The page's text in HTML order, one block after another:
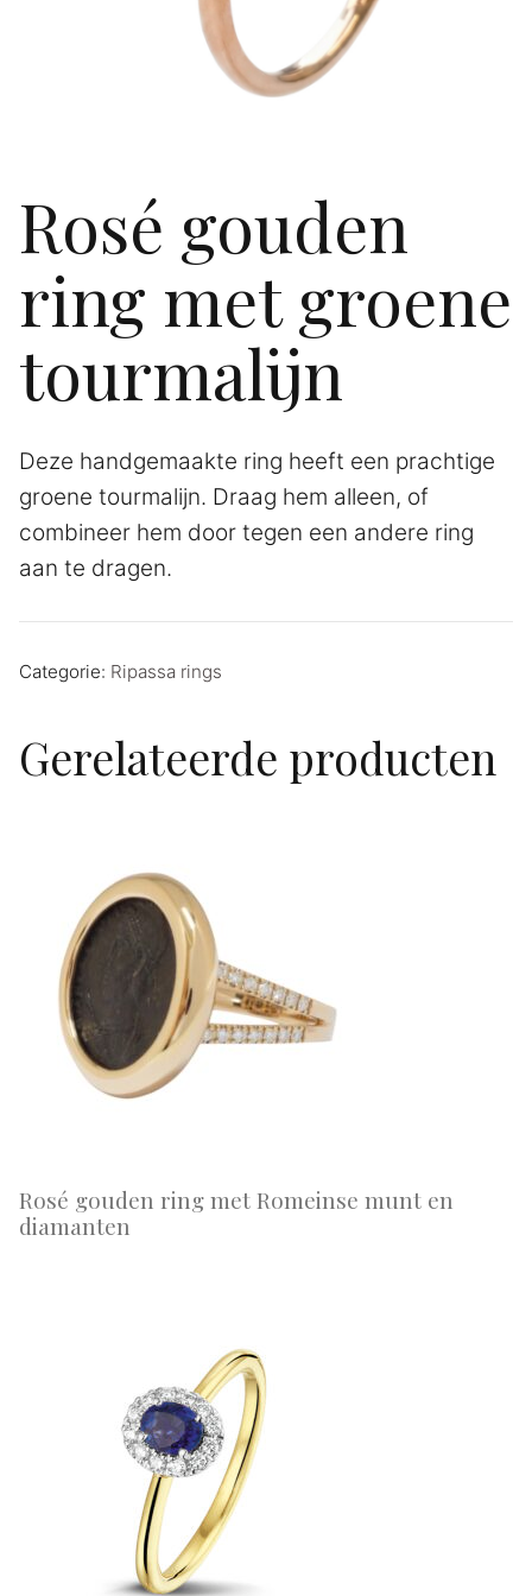
Rosé gouden
ring met groene
tourmalijn
Deze handgemaakte ring heeft een prachtige
groene tourmalijn. Draag hem alleen, of
combineer hem door tegen een andere ring
aan te dragen.
Categorie: Ripassa rings
Gerelateerde producten
Rosé gouden ring met Romeinse munt en
diamanten